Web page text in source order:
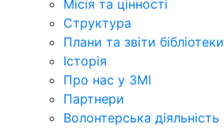
Місія та цінності
Структура
Плани та звіти бібліотеки
Історія
Про нас у ЗМІ
Партнери
Волонтерська діяльність